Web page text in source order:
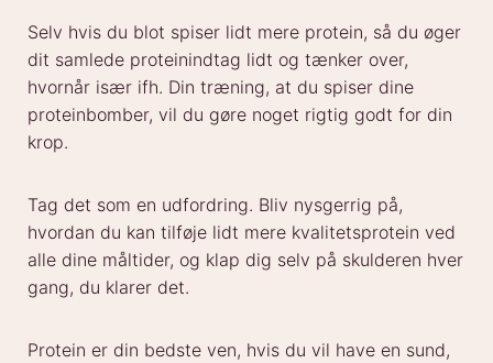
Selv hvis du blot spiser lidt mere protein, så du øger
dit samlede proteinindtag lidt og tænker over,
hvornår især ifh. Din træning, at du spiser dine
proteinbomber, vil du gøre noget rigtig godt for din
krop.
Tag det som en udfordring. Bliv nysgerrig på,
hvordan du kan tilføje lidt mere kvalitetsprotein ved
alle dine måltider, og klap dig selv på skulderen hver
gang, du klarer det.
Protein er din bedste ven, hvis du vil have en sund,